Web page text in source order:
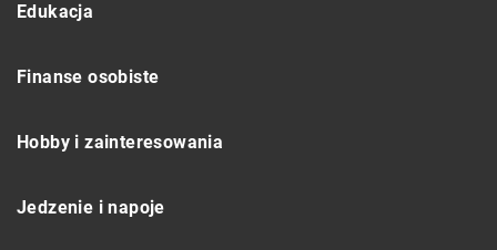
Edukacja
Finanse osobiste
Hobby i zainteresowania
Jedzenie i napoje